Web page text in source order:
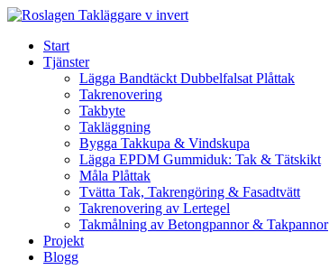
Skip
contentStart
Tjänster
Lägga Bandtäckt Dubbelfalsat Plåttak
Takrenovering
Takbyte
Takläggning
Bygga Takkupa & Vindskupa
Lägga EPDM Gummiduk: Tak & Tätskikt
Måla Plåttak
Tvätta Tak, Takrengöring & Fasadtvätt
Takrenovering av Lertegel
Takmålning av Betongpannor & Takpannor
Projekt
Blogg